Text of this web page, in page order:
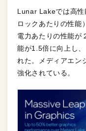
Lunar Lakeでは高性
ロックあたりの性能
電力あたりの性能が
能が1.5倍に向上し
れた。メディアエン
強化されている。